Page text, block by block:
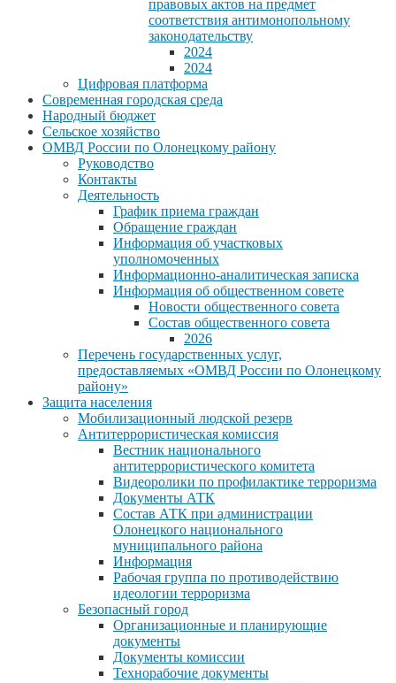
правовых актов на предмет
соответствия антимонопольному
законодательству
2024
2024
Цифровая платформа
Современная городская среда
Народный бюджет
Сельское хозяйство
ОМВД России по Олонецкому району
Руководство
Контакты
Деятельность
График приема граждан
Обращение граждан
Информация об участковых
уполномоченных
Информационно-аналитическая записка
Информация об общественном совете
Новости общественного совета
Состав общественного совета
2026
Перечень государственных услуг,
предоставляемых «ОМВД России по Олонецкому
району»
Защита населения
Мобилизационный людской резерв
Антитеррористическая комиссия
Вестник национального
антитеррористического комитета
Видеоролики по профилактике терроризма
Документы АТК
Состав АТК при администрации
Олонецкого национального
муниципального района
Информация
Рабочая группа по противодействию
идеологии терроризма
Безопасный город
Организационные и планирующие
документы
Документы комиссии
Технорабочие документы